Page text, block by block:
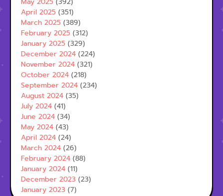
April 2025 (351)
March 2025 (389)
February 2025 (312)
January 2025 (329)
December 2024 (224)
November 2024 (321)
October 2024 (218)
September 2024 (234)
August 2024 (35)
July 2024 (41)
June 2024 (34)
May 2024 (43)
April 2024 (24)
March 2024 (26)
February 2024 (88)
January 2024 (11)
December 2023 (23)
January 2023 (7)